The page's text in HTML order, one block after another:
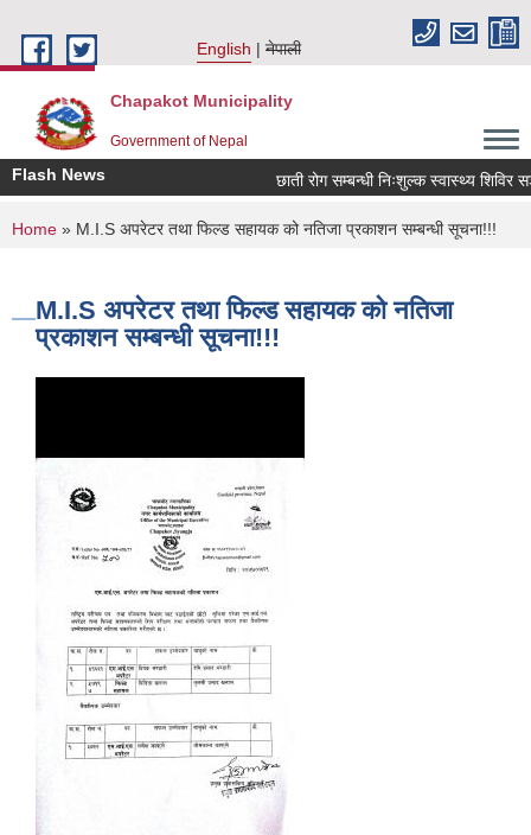
English
नेपाली
Chapakot Municipality
Government of Nepal
Flash News छाती रोग सम्बन्धी निःशुल्क स्वास्थ्य शिविर
You are here
Home » M.I.S अपरेटर तथा फिल्ड सहायक को नतिजा प्रकाशन सम्बन्धी सूचना!!!
M.I.S अपरेटर तथा फिल्ड सहायक को नतिजा
प्रकाशन सम्बन्धी सूचना!!!